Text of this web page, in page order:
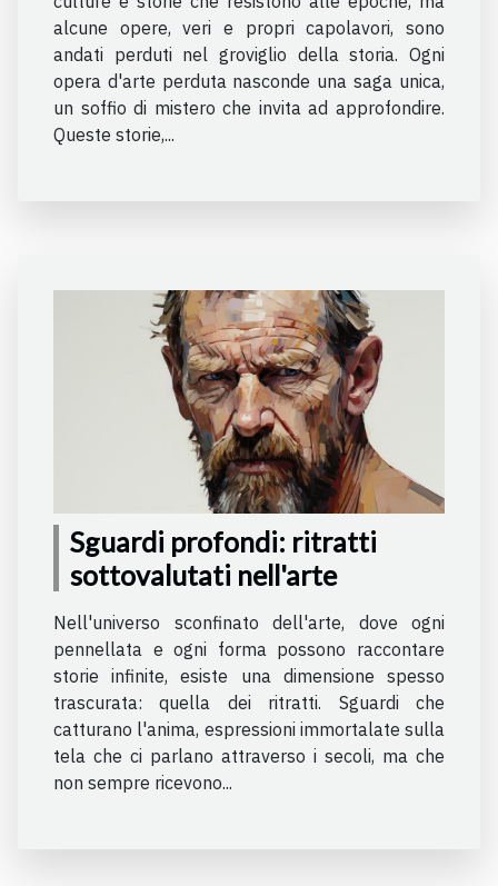
alcune opere, veri e propri capolavori, sono
andati perduti nel groviglio della storia. Ogni
opera d'arte perduta nasconde una saga unica,
un soffio di mistero che invita ad approfondire.
Queste storie,...
Sguardi profondi: ritratti
sottovalutati nell'arte
Nell'universo sconfinato dell'arte, dove ogni
pennellata e ogni forma possono raccontare
storie infinite, esiste una dimensione spesso
trascurata: quella dei ritratti. Sguardi che
catturano l'anima, espressioni immortalate sulla
tela che ci parlano attraverso i secoli, ma che
non sempre ricevono...